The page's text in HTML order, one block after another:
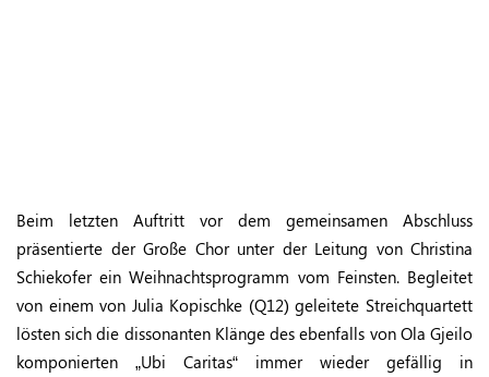
Beim letzten Auftritt vor dem gemeinsamen Abschluss
präsentierte der Große Chor unter der Leitung von Christina
Schiekofer ein Weihnachtsprogramm vom Feinsten. Begleitet
von einem von Julia Kopischke (Q12) geleitete Streichquartett
lösten sich die dissonanten Klänge des ebenfalls von Ola Gjeilo
komponierten „Ubi Caritas“ immer wieder gefällig in